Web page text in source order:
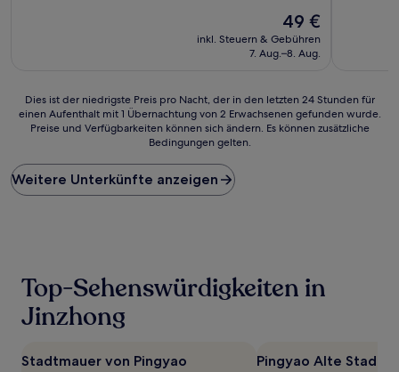
Der
Preis
beträgt
49 €
inkl. Steuern & Gebühren
7. Aug.–8. Aug.
Dies
ist
Preis
pro
Nacht,
24 Stunden
einen
Aufenthalt
1 Übernachtung
Dies ist der niedrigste Preis pro Nacht, der in den letzten 24 Stunden für
einen Aufenthalt mit 1 Übernachtung von 2 Erwachsenen gefunden wurde.
Preise und Verfügbarkeiten können sich ändern. Es können zusätzliche
Bedingungen gelten.
Weitere Unterkünfte anzeigen
Top-Sehenswürdigkeiten in
Jinzhong
Stadtmauer von Pingyao Pingyao Alte Stadt